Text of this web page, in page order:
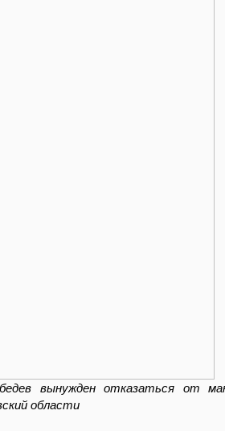
вынужден отказаться от
области